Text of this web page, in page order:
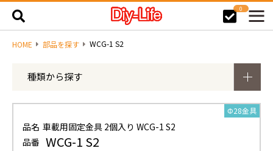
0
HOME 部品を探す WCG-1 S2
種類から探す
Φ28金具
品名 車載用固定金具 2個入り WCG-1 S2
品番 WCG-1 S2